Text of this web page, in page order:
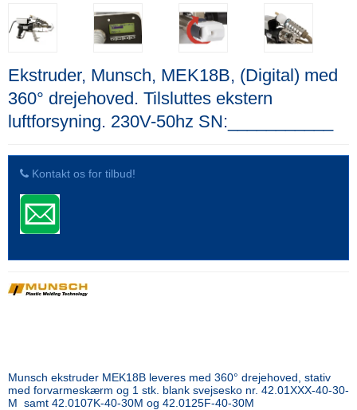
Ekstruder, Munsch, MEK18B, (Digital) med
360° drejehoved. Tilsluttes ekstern
luftforsyning. 230V-50hz SN:___________
Kontakt os for tilbud!
Munsch ekstruder MEK18B leveres med 360° drejehoved, stativ
med forvarmeskærm og 1 stk. blank svejsesko nr. 42.01XXX-40-30-
M samt 42.0107K-40-30M og 42.0125F-40-30M